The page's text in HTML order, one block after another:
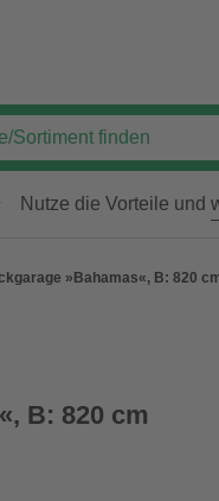
Nutze die Vorteile und
»Bahamas«, B: 820
B: 820 cm